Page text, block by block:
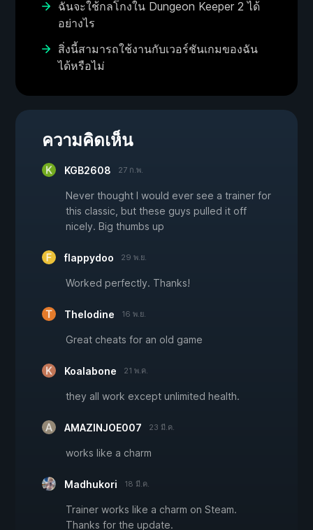
ฉันจะใช้กลโกงใน Dungeon Keeper 2 ได้
อย่างไร
สิ่งนี้สามารถใช้งานกับเวอร์ชันเกมของฉัน
ได้หรือไม่
ความคิดเห็น
KGB2608 27 ก.พ.
Never thought I would ever see a trainer for
this classic, but these guys pulled it off
nicely. Big thumbs up
flappydoo 29 พ.ย.
Worked perfectly. Thanks!
Thelodine 16 พ.ย.
Great cheats for an old game
Koalabone 21 พ.ค.
they all work except unlimited health.
AMAZINJOE007 23 มี.ค.
works like a charm
Madhukori 18 มี.ค.
Trainer works like a charm on Steam.
Thanks for the update.